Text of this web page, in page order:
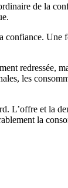
de la
les
L’offre et la
la